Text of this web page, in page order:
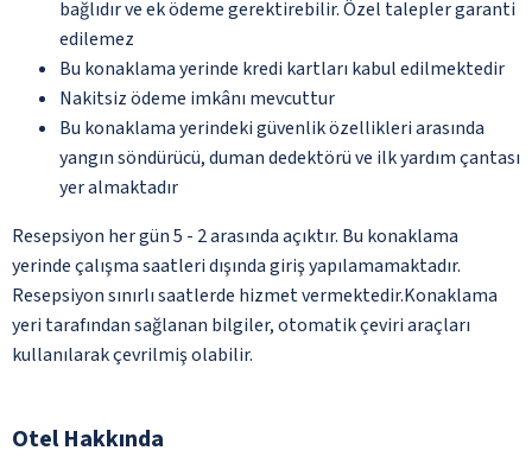
bağlıdır ve ek ödeme gerektirebilir. Özel talepler garanti
edilemez
Bu konaklama yerinde kredi kartları kabul edilmektedir
Nakitsiz ödeme imkânı mevcuttur
Bu konaklama yerindeki güvenlik özellikleri arasında
yangın söndürücü, duman dedektörü ve ilk yardım çantası
yer almaktadır
Resepsiyon her gün 5 - 2 arasında açıktır. Bu konaklama
yerinde çalışma saatleri dışında giriş yapılamamaktadır.
Resepsiyon sınırlı saatlerde hizmet vermektedir.Konaklama
yeri tarafından sağlanan bilgiler, otomatik çeviri araçları
kullanılarak çevrilmiş olabilir.
Otel Hakkında